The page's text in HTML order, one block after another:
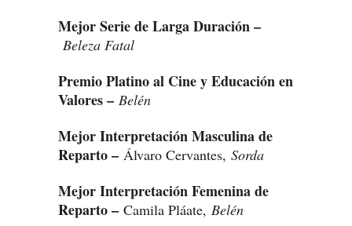
Mejor Serie de Larga Duración –
Beleza Fatal
Premio Platino al Cine y Educación en
Valores – Belén
Mejor Interpretación Masculina de
Reparto – Álvaro Cervantes, Sorda
Mejor Interpretación Femenina de
Reparto – Camila Pláate, Belén